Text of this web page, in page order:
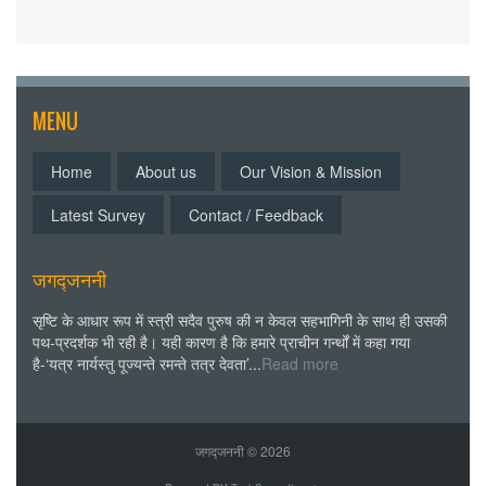
MENU
Home About us
Our Vision & Mission
Latest Survey
Contact / Feedback
जगद्जननी
सृष्टि के आधार रूप में स्त्री सदैव पुरुष की न केवल सहभागिनी के साथ ही उसकी
पथ-प्रदर्शक भी रही है। यही कारण है कि हमारे प्राचीन गर्न्थों में कहा गया
है-‘यत्र नार्यस्तु पूज्यन्ते रमन्ते तत्र देवता’...Read more
जगद्जननी ©2026